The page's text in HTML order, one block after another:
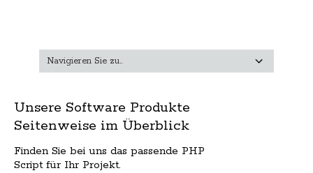
Unsere Software Produkte
Seitenweise im Überblick
Finden Sie bei uns das passende PHP
Script für Ihr Projekt.